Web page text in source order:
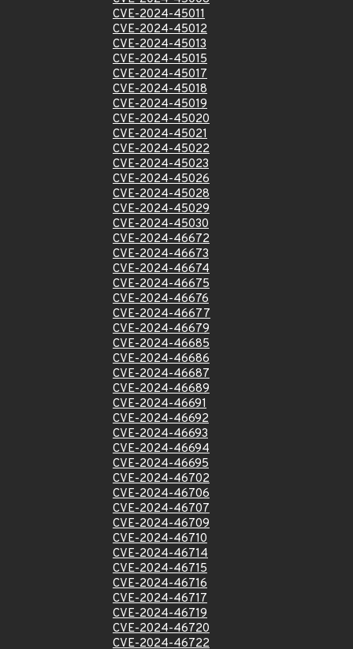
CVE-2024-45011
CVE-2024-45012
CVE-2024-45013
CVE-2024-45015
CVE-2024-45017
CVE-2024-45018
CVE-2024-45019
CVE-2024-45020
CVE-2024-45021
CVE-2024-45022
CVE-2024-45023
CVE-2024-45026
CVE-2024-45028
CVE-2024-45029
CVE-2024-45030
CVE-2024-46672
CVE-2024-46673
CVE-2024-46674
CVE-2024-46675
CVE-2024-46676
CVE-2024-46677
CVE-2024-46679
CVE-2024-46685
CVE-2024-46686
CVE-2024-46687
CVE-2024-46689
CVE-2024-46691
CVE-2024-46692
CVE-2024-46693
CVE-2024-46694
CVE-2024-46695
CVE-2024-46702
CVE-2024-46706
CVE-2024-46707
CVE-2024-46709
CVE-2024-46710
CVE-2024-46714
CVE-2024-46715
CVE-2024-46716
CVE-2024-46717
CVE-2024-46719
CVE-2024-46720
CVE-2024-46722